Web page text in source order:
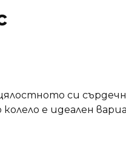
си
е идеален